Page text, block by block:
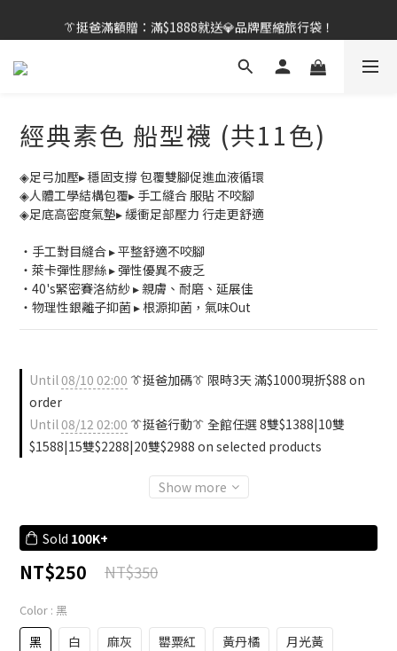
👔挺爸行動：全館襪款【最低$149起】✨立即下單！
👔挺爸滿額贈：滿$1888就送💎品牌壓縮旅行袋！
【刷卡/電子支付限定】下單送✨WARX品牌質感杯袋！
經典素色 船型襪 (共11色)
◈足弓加壓▸ 穩固支撐 包覆雙腳促進血液循環
◈人體工學結構包覆▸ 手工縫合 服貼 不咬腳
◈足底高密度氣墊▸ 緩衝足部壓力 行走更舒適
・手工對目縫合 ▸ 平整舒適不咬腳
・萊卡彈性膠絲 ▸ 彈性優異不疲乏
・40's緊密賽洛紡紗 ▸ 親膚、耐磨、延展佳
・物理性銀離子抑菌 ▸ 根源抑菌，氣味Out
Until08/10 02:00 👔挺爸加碼👔 限時3天 滿$1000現折$88 on
order
Until08/12 02:00 👔挺爸行動👔 全館任選 8雙$1388|10雙
$1588|15雙$2288|20雙$2988 on selected products
Show more
Sold 100K+
NT$250 NT$350
Color : 黑
黑 白 麻灰 罌粟紅 黃丹橘
月光黃